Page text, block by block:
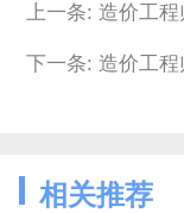
上一条: 造价工程
下一条: 造价工程
相关推荐